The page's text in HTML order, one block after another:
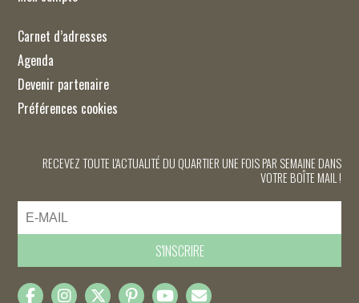
Carnet d’adresses
Agenda
Devenir partenaire
Préférences cookies
RECEVEZ TOUTE L'ACTUALITÉ DU QUARTIER UNE FOIS PAR SEMAINE DANS
VOTRE BOÎTE MAIL !